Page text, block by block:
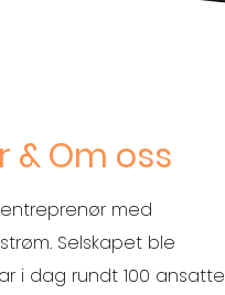
& Om oss
med
Selskapet ble
i dag rundt 100 ansatte